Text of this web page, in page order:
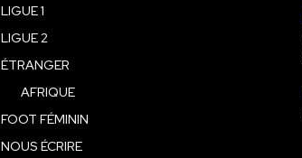
LIGUE 1
LIGUE 2
ÉTRANGER
AFRIQUE
FOOT FÉMININ
NOUS ÉCRIRE